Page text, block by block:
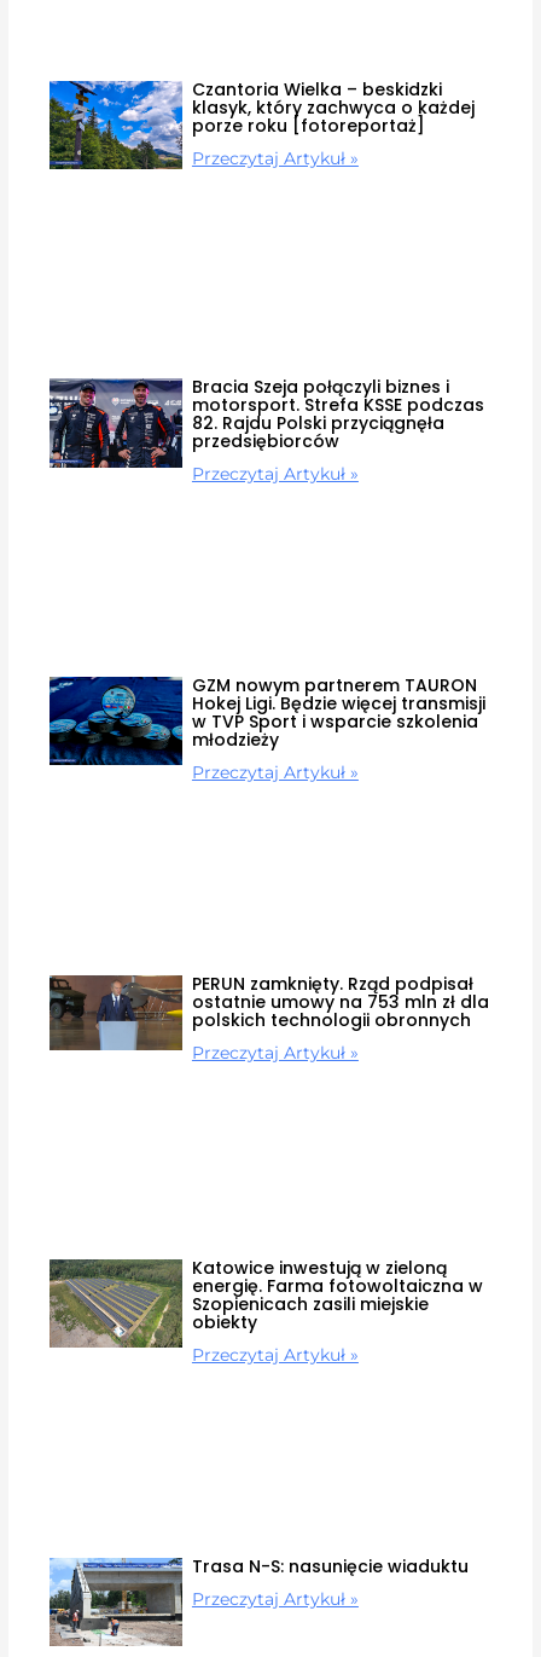
Czantoria Wielka – beskidzki
klasyk, który zachwyca o każdej
porze roku [fotoreportaż]
Przeczytaj Artykuł »
Bracia Szeja połączyli biznes i
motorsport. Strefa KSSE podczas
82. Rajdu Polski przyciągnęła
przedsiębiorców
Przeczytaj Artykuł »
GZM nowym partnerem TAURON
Hokej Ligi. Będzie więcej transmisji
w TVP Sport i wsparcie szkolenia
młodzieży
Przeczytaj Artykuł »
PERUN zamknięty. Rząd podpisał
ostatnie umowy na 753 mln zł dla
polskich technologii obronnych
Przeczytaj Artykuł »
Katowice inwestują w zieloną
energię. Farma fotowoltaiczna w
Szopienicach zasili miejskie
obiekty
Przeczytaj Artykuł »
Trasa N-S: nasunięcie wiaduktu
Przeczytaj Artykuł »